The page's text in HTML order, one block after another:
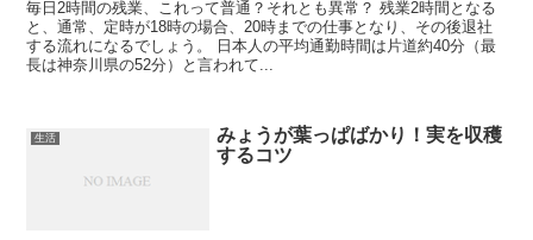
毎日2時間の残業、これって普通？それとも異常？ 残業2時間となる
と、通常、定時が18時の場合、20時までの仕事となり、その後退社
する流れになるでしょう。 日本人の平均通勤時間は片道約40分（最
長は神奈川県の52分）と言われて...
生活
みょうが葉っぱばかり！実を収穫
するコツ